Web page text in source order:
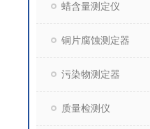
蜡含量测定仪
铜片腐蚀测定器
污染物测定器
质量检测仪